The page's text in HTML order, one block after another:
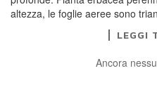
altezza, le foglie aeree sono
LEGGI
Ancora